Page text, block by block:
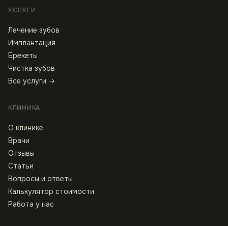
УСЛУГИ
Лечение зубов
Имплантация
Брекеты
Чистка зубов
Все услуги →
КЛИНИКА
О клинике
Врачи
Отзывы
Статьи
Вопросы и ответы
Калькулятор стоимости
Работа у нас